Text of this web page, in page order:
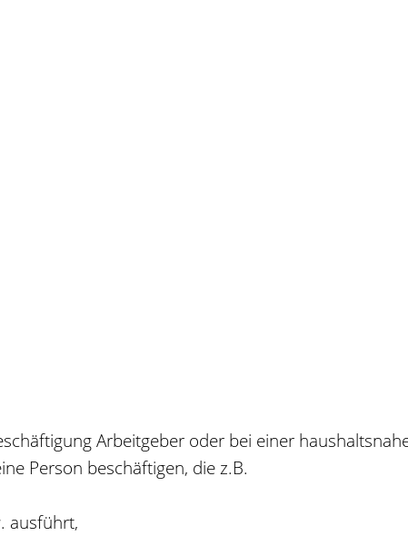
Arbeitgeber oder bei einer
Person beschäftigen, die z.B.
ausführt,